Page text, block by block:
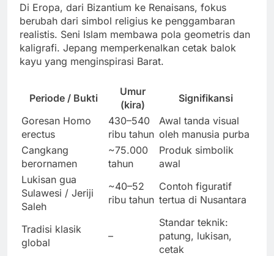
Di Eropa, dari Bizantium ke Renaisans, fokus
berubah dari simbol religius ke penggambaran
realistis. Seni Islam membawa pola geometris dan
kaligrafi. Jepang memperkenalkan cetak balok
kayu yang menginspirasi Barat.
Periode / Bukti
Umur
(kira)
Signifikansi
Goresan Homo
erectus
430–540
ribu tahun
Awal tanda visual
oleh manusia purba
Cangkang
berornamen
~75.000
tahun
Produk simbolik
awal
Lukisan gua
Sulawesi / Jeriji
Saleh
~40–52
ribu tahun
Contoh figuratif
tertua di Nusantara
Tradisi klasik
global
–
Standar teknik:
patung, lukisan,
cetak